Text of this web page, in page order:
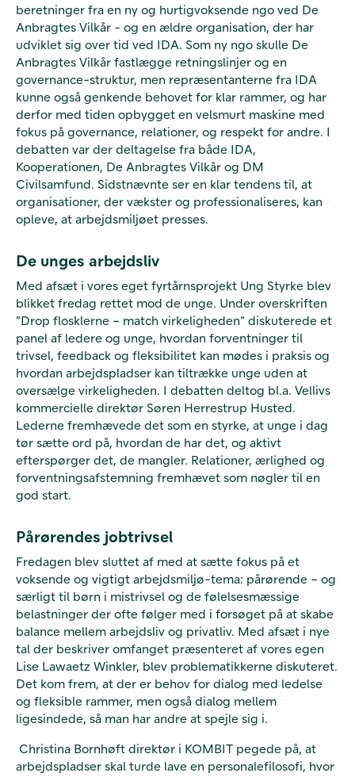
beretninger fra en ny og hurtigvoksende ngo ved De
Anbragtes Vilkår - og en ældre organisation, der har
udviklet sig over tid ved IDA. Som ny ngo skulle De
Anbragtes Vilkår fastlægge retningslinjer og en
governance-struktur, men repræsentanterne fra IDA
kunne også genkende behovet for klar rammer, og har
derfor med tiden opbygget en velsmurt maskine med
fokus på governance, relationer, og respekt for andre. I
debatten var der deltagelse fra både IDA,
Kooperationen, De Anbragtes Vilkår og DM
Civilsamfund. Sidstnævnte ser en klar tendens til, at
organisationer, der vækster og professionaliseres, kan
opleve, at arbejdsmiljøet presses.
De unges arbejdsliv
Med afsæt i vores eget fyrtårnsprojekt Ung Styrke blev
blikket fredag rettet mod de unge. Under overskriften
”Drop flosklerne – match virkeligheden” diskuterede et
panel af ledere og unge, hvordan forventninger til
trivsel, feedback og fleksibilitet kan mødes i praksis og
hvordan arbejdspladser kan tiltrække unge uden at
oversælge virkeligheden. I debatten deltog bl.a. Vellivs
kommercielle direktør Søren Herrestrup Husted.
Lederne fremhævede det som en styrke, at unge i dag
tør sætte ord på, hvordan de har det, og aktivt
efterspørger det, de mangler. Relationer, ærlighed og
forventningsafstemning fremhævet som nøgler til en
god start.
Pårørendes jobtrivsel
Fredagen blev sluttet af med at sætte fokus på et
voksende og vigtigt arbejdsmiljø-tema: pårørende – og
særligt til børn i mistrivsel og de følelsesmæssige
belastninger der ofte følger med i forsøget på at skabe
balance mellem arbejdsliv og privatliv. Med afsæt i nye
tal der beskriver omfanget præsenteret af vores egen
Lise Lawaetz Winkler, blev problematikkerne diskuteret.
Det kom frem, at der er behov for dialog med ledelse
og fleksible rammer, men også dialog mellem
ligesindede, så man har andre at spejle sig i.
Christina Bornhøft direktør i KOMBIT pegede på, at
arbejdspladser skal turde lave en personalefilosofi, hvor